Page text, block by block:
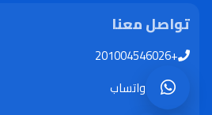
تواصل معنا
+201004546026
واتساب